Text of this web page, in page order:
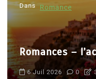
Dans Romance
Romances –
6 Juil 2026 0